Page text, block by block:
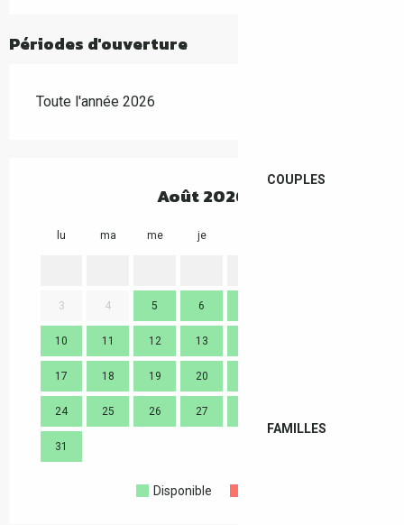
COUPLES
FAMILLES
Périodes d'ouverture
Toute l'année 2026
Août 2026
lu ma me je
3 4 5 6
10 11 12 13
17 18 19 20
24 25 26 27
31
Disponible